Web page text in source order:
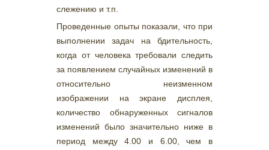
слежению и т.п.
Проведенные опыты показали, что при
выполнении задач на бдительность,
когда от человека требовали следить
за появлением случайных изменений в
относительно неизменном
изображении на экране дисплея,
количество обнаруженных сигналов
изменений было значительно ниже в
период между 4.00 и 6.00, чем в